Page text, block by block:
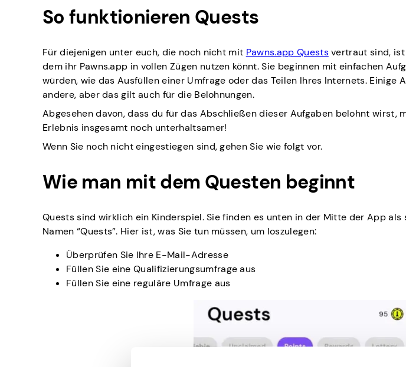
So funktionieren Quests
Für diejenigen unter euch, die noch nicht mit Pawns.app Questsvertraut sind, ist
dem ihr Pawns.app in vollen Zügen nutzen könnt. Sie beginnen mit einfachen
würden, wie das Ausfüllen einer Umfrage oder das Teilen Ihres Internets. Einige
andere, aber das gilt auch für die Belohnungen.
Abgesehen davon, dass du für das Abschließen dieser Aufgaben belohnt wirst,
Erlebnis insgesamt noch unterhaltsamer!
Wenn Sie noch nicht eingestiegen sind, gehen Sie wie folgt vor.
Wie man mit dem Questen beginnt
Quests sind wirklich ein Kinderspiel. Sie finden es unten in der Mitte der App
Namen “Quests”. Hier ist, was Sie tun müssen, um loszulegen:
Überprüfen Sie Ihre E-Mail-Adresse
Füllen Sie eine Qualifizierungsumfrage aus
Füllen Sie eine reguläre Umfrage aus